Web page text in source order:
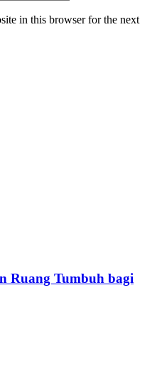
in this browser for the next
Ruang Tumbuh bagi